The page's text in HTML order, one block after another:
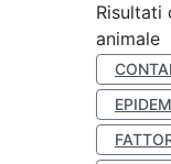
Risultati
animale